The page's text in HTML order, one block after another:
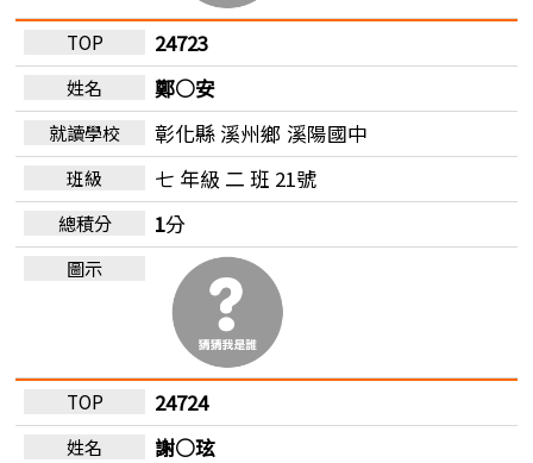
24723
鄭○安
彰化縣 溪州鄉 溪陽國中
七 年級 二 班 21號
1分
24724
謝○玹